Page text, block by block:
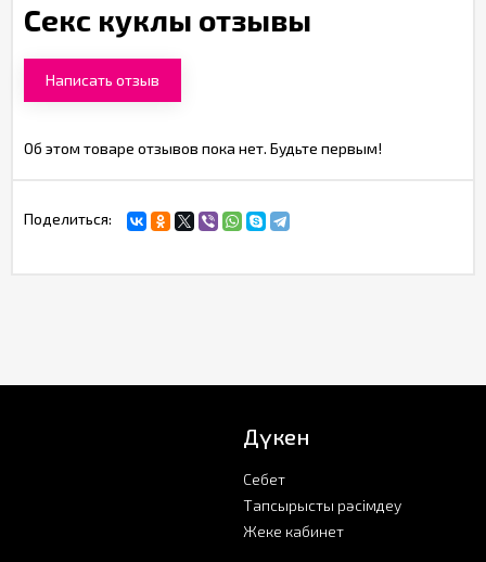
Секс куклы отзывы
Написать отзыв
Об этом товаре отзывов пока нет. Будьте первым!
Поделиться:
Дүкен
Себет
Тапсырысты рәсімдеу
Жеке кабинет